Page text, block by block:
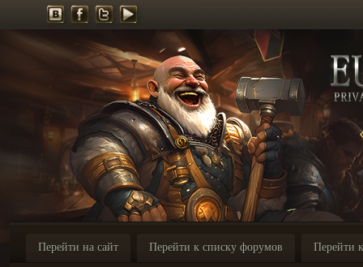
Перейти на сайт Перейти к списку форумов Перейти